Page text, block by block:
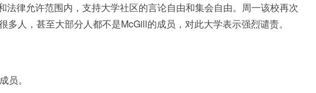
法律允许范围内，支持大学社区的言论自由和集会自由。周一该校再次
人，甚至大部分人都不是McGill的成员，对此大学表示强烈谴责。
员。